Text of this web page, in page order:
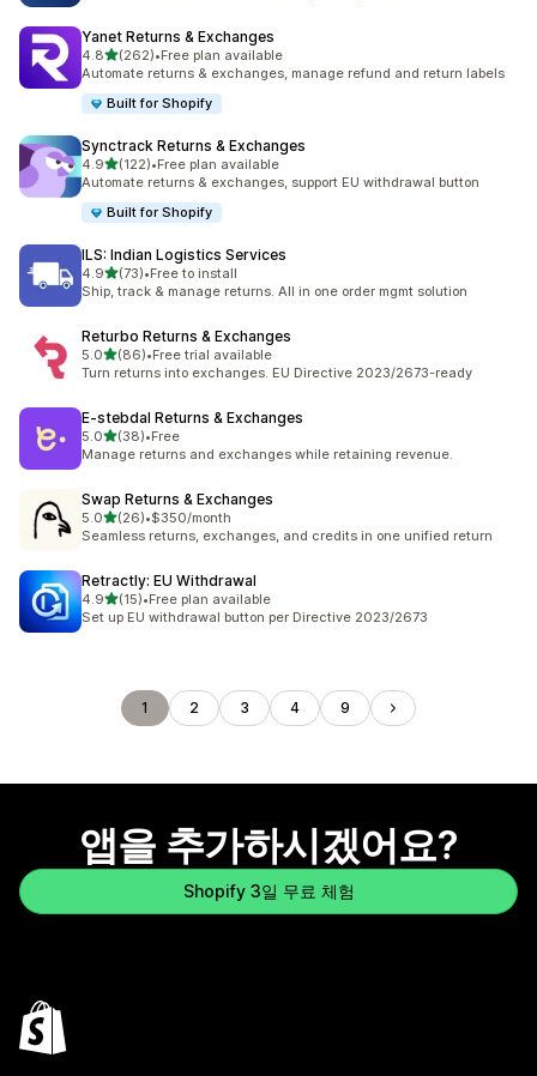
Yanet Returns & Exchanges
4.8별 5개 중
(262)
총 리뷰 262개
•Free plan available
Automate returns & exchanges, manage refund and return labels
Built for Shopify
Synctrack Returns & Exchanges
4.9별 5개 중
(122)
총 리뷰 122개
•Free plan available
Automate returns & exchanges, support EU withdrawal button
Built for Shopify
ILS: Indian Logistics Services
4.9별 5개 중
(73)
총 리뷰 73개
•Free to install
Ship, track & manage returns. All in one order mgmt solution
Returbo Returns & Exchanges
5.0별 5개 중
(86)
총 리뷰 86개
•Free trial available
Turn returns into exchanges. EU Directive 2023/2673-ready
E‑stebdal Returns & Exchanges
5.0별 5개 중
(38)
총 리뷰 38개
•Free
Manage returns and exchanges while retaining revenue.
Swap Returns & Exchanges
5.0별 5개 중
(26)
총 리뷰 26개
•$350/month
Seamless returns, exchanges, and credits in one unified return
Retractly: EU Withdrawal
4.9별 5개 중
(15)
총 리뷰 15개
•Free plan available
Set up EU withdrawal button per Directive 2023/2673
1 2 3 4 9
앱을 추가하시겠어요?
Shopify 3일 무료 체험